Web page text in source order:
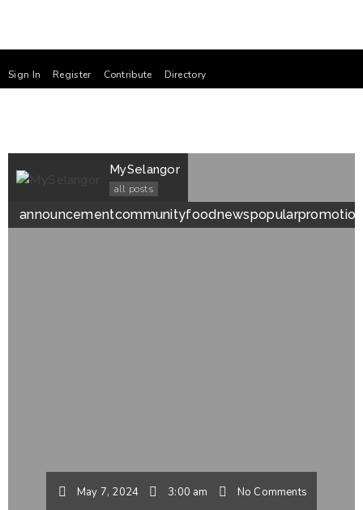
Sign In Register Contribute Directory
MySelangor
all posts
announcementcommunityfoodnewspopularpromotion
May 7, 2024 3:00 am No Comments